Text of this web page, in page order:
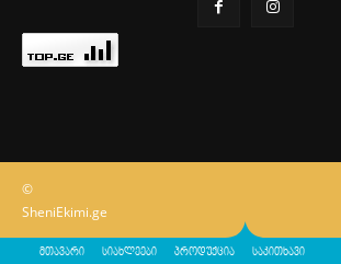
©
SheniEkimi.ge
მთავარი სიახლეები პროდუქცია საკითხავი